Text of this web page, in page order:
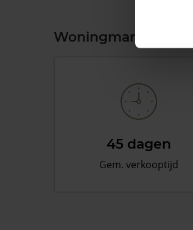
Woningmarkt en
45 dagen
Gem. verkooptijd